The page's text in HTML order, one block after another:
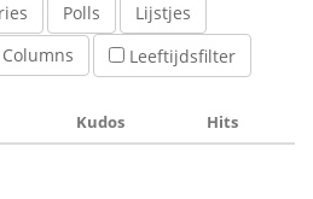
Polls
Lijstjes
Columns Leeftijdsfilter
Kudos Hits